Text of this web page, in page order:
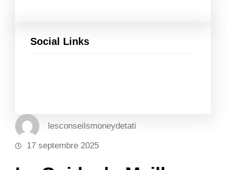
Social Links
lesconseilsmoneydetati
17 septembre 2025